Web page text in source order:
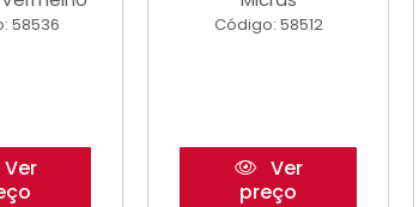
58536
Ver
Código: 58512
Ver
preço